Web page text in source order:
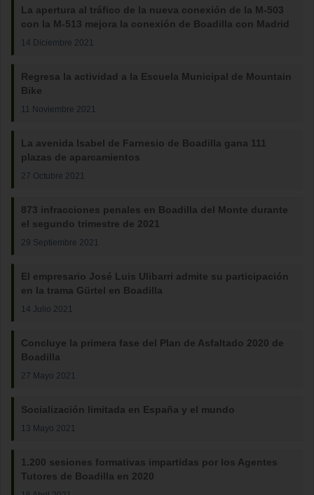
La apertura al tráfico de la nueva conexión de la M-503
con la M-513 mejora la conexión de Boadilla con Madrid
14 Diciembre 2021
Regresa la actividad a la Escuela Municipal de Mountain
Bike
11 Noviembre 2021
La avenida Isabel de Farnesio de Boadilla gana 111
plazas de aparcamientos
27 Octubre 2021
873 infracciones penales en Boadilla del Monte durante
el segundo trimestre de 2021
29 Septiembre 2021
El empresario José Luis Ulibarri admite su participación
en la trama Gürtel en Boadilla
14 Julio 2021
Concluye la primera fase del Plan de Asfaltado 2020 de
Boadilla
27 Mayo 2021
Socialización limitada en España y el mundo
13 Mayo 2021
1.200 sesiones formativas impartidas por los Agentes
Tutores de Boadilla en 2020